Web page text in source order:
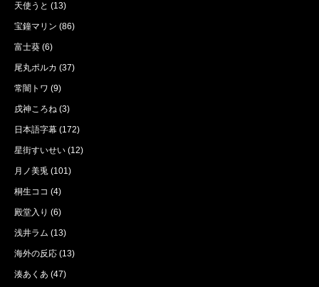
天使うと (13)
宝鐘マリン (86)
富士葵 (6)
尾丸ポルカ (37)
常闇トワ (9)
戌神ころね (3)
日本語字幕 (172)
星街すいせい (12)
月ノ美兎 (101)
桐生ココ (4)
殿堂入り (6)
浅井ラム (13)
海外の反応 (13)
湊あくあ (47)